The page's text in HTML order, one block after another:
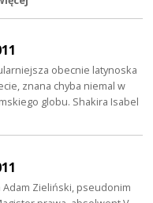
obecnie latynoska
znana chyba niemal w
globu. Shakira Isabel
Adam Zieliński, pseudonim